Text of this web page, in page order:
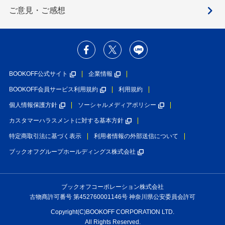
ご意見・ご感想
BOOKOFF公式サイト 企業情報
BOOKOFF会員サービス利用規約 利用規約
個人情報保護方針 ソーシャルメディアポリシー
カスタマーハラスメントに対する基本方針
特定商取引法に基づく表示 利用者情報の外部送信について
ブックオフグループホールディングス株式会社
ブックオフコーポレーション株式会社
古物商許可番号 第452760001146号 神奈川県公安委員会許可
Copyright(C)BOOKOFF CORPORATION LTD.
All Rights Reserved.